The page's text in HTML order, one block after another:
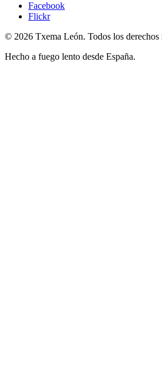
Facebook
Flickr
© 2026 Txema León. Todos los derechos
Hecho a fuego lento desde España.